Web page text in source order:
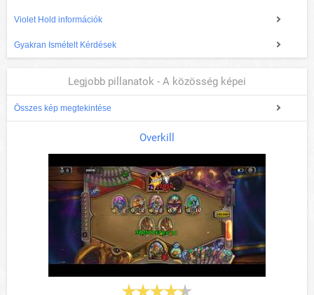
Violet Hold információk
Gyakran Ismételt Kérdések
Legjobb pillanatok - A közösség képei
Összes kép megtekintése
Overkill